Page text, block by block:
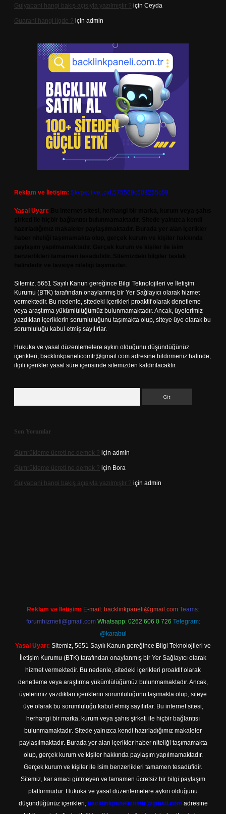
Gulyabani hangi bakış açısıyla yazılmıştır ? için Ceyda
Guarani hangi ligde ? için admin
Reklam ve İletişim: Skype: live:.cid.575569c608265c69
Yasal Uyarı:
Sitemiz, 5651 Sayılı Kanun gereğince Bilgi Teknolojileri ve İletişim
Kurumu (BTK) tarafından onaylanmış bir Yer Sağlayıcı olarak hizmet
vermektedir. Bu nedenle, sitedeki içerikleri proaktif olarak denetleme
veya araştırma yükümlülüğümüz bulunmamaktadır. Ancak, üyelerimiz
yazdıkları içeriklerin sorumluluğunu taşımakta olup, siteye üye olarak bu
sorumluluğu kabul etmiş sayılırlar.
Hukuka ve yasal düzenlemelere aykırı olduğunu düşündüğünüz
içerikleri, backlinkpanelicomtr@gmail.com adresine bildirmeniz halinde,
ilgili içerikler yasal süre içerisinde sitemizden kaldırılacaktır.
Son Yorumlar
Gümrükleme ücreti ne demek ? için admin
Gümrükleme ücreti ne demek ? için Bora
Gulyabani hangi bakış açısıyla yazılmıştır ? için admin
Reklam ve İletişim: E-mail: backlinkpaneli@gmail.com Teams:
forumhizmeti@gmail.com Whatsapp: 0262 606 0 726 Telegram:
@karabul
Yasal Uyarı: Sitemiz, 5651 Sayılı Kanun gereğince Bilgi Teknolojileri ve
İletişim Kurumu (BTK) tarafından onaylanmış bir Yer Sağlayıcı olarak
hizmet vermektedir. Bu nedenle, sitedeki içerikleri proaktif olarak
denetleme veya araştırma yükümlülüğümüz bulunmamaktadır. Ancak,
üyelerimiz yazdıkları içeriklerin sorumluluğunu taşımakta olup, siteye
üye olarak bu sorumluluğu kabul etmiş sayılırlar. Bu internet sitesi,
herhangi bir marka, kurum veya şahıs şirketi ile hiçbir bağlantısı
bulunmamaktadır. Sitede yalnızca kendi hazırladığımız makaleler
paylaşılmaktadır. Burada yer alan içerikler haber niteliği taşımamakta
olup, gerçek kurum ve kişiler hakkında paylaşım yapılmamaktadır.
Gerçek kurum ve kişiler ile isim benzerlikleri tamamen tesadüfidir.
Sitemiz, kar amacı gütmeyen ve tamamen ücretsiz bir bilgi paylaşım
platformudur. Hukuka ve yasal düzenlemelere aykırı olduğunu
düşündüğünüz içerikleri, backlinkpanelicomtr@gmail.com adresine